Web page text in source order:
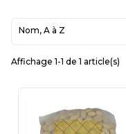
Nom, A à Z
Affichage 1-1 de 1 article(s)